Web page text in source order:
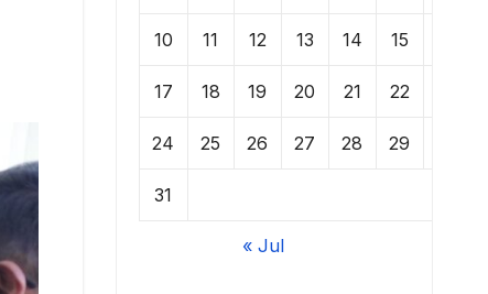
10 11 12 13 14 15
17 18 19 20 21 22
24 25 26 27 28 29
31
« Jul